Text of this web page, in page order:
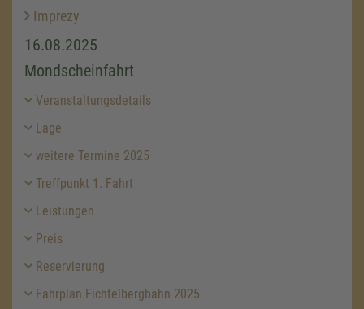
Imprezy
16.08.2025
Mondscheinfahrt
Veranstaltungsdetails
Lage
weitere Termine 2025
Treffpunkt 1. Fahrt
Leistungen
Preis
Reservierung
Fahrplan Fichtelbergbahn 2025